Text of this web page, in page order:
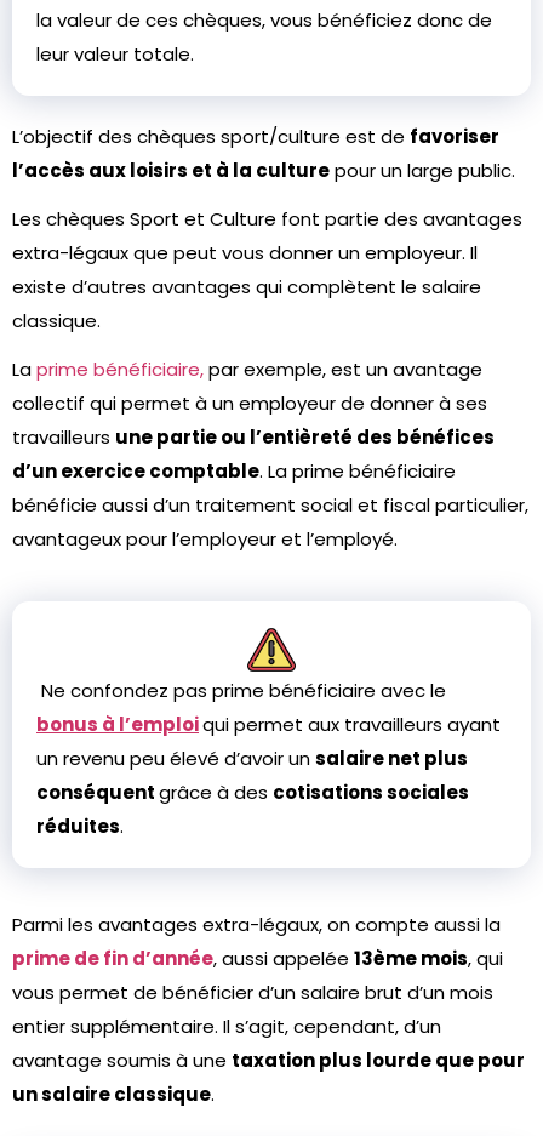
la valeur de ces chèques, vous bénéficiez donc de
leur valeur totale.
L’objectif des chèques sport/culture est de favoriser
l’accès aux loisirs et à la culturepour un large public.
Les chèques Sport et Culture font partie des avantages
extra-légaux que peut vous donner un employeur. Il
existe d’autres avantages qui complètent le salaire
classique.
Laprime bénéficiaire,par exemple, est un avantage
collectif qui permet à un employeur de donner à ses
travailleurs une partie ou l’entièreté des bénéfices
d’un exercice comptable. La prime bénéficiaire
bénéficie aussi d’un traitement social et fiscal particulier,
avantageux pour l’employeur et l’employé.
Ne confondez pas prime bénéficiaire avec le
bonus à l’emploiqui permet aux travailleurs ayant
un revenu peu élevé d’avoir unsalaire net plus
conséquentgrâce à des cotisations sociales
réduites.
Parmi les avantages extra-légaux, on compte aussi la
prime de fin d’année, aussi appelée 13ème mois, qui
vous permet de bénéficier d’un salaire brut d’un mois
entier supplémentaire. Il s’agit, cependant, d’un
avantage soumis à une taxation plus lourde que pour
un salaire classique.